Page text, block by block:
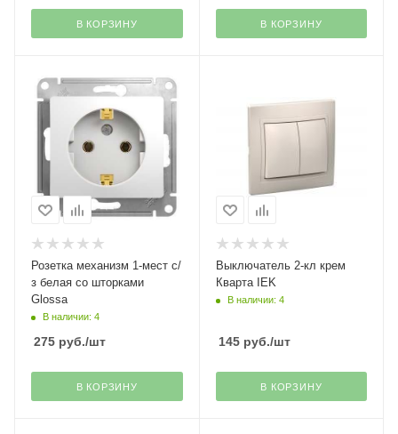
В КОРЗИНУ В КОРЗИНУ
Розетка механизм 1-мест с/
з белая со шторками
Glossa
В наличии: 4
275 руб./шт
В КОРЗИНУ
Выключатель 2-кл крем
Кварта IEK
В наличии: 4
145руб./шт
В КОРЗИНУ